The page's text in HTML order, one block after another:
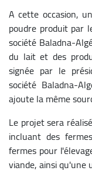
A cette occasion,
poudre produit par
société Baladna-
du lait et des
signée par le
société Baladna-
ajoute la même
Le projet sera
incluant des
fermes pour
viande, ainsi qu'une